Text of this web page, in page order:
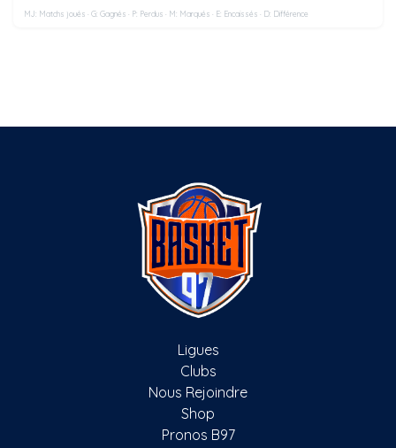
MJ: Matchs joués · G: Gagnés · P: Perdus · M: Marqués · E: Encaissés · D: Différence
Ligues
Clubs
Nous Rejoindre
Shop
Pronos B97